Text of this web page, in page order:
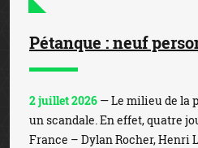
Pétanque : neuf
2 juillet 2026 — Le milieu de la
un scandale. En effet, quatre
France – Dylan Rocher, Henri